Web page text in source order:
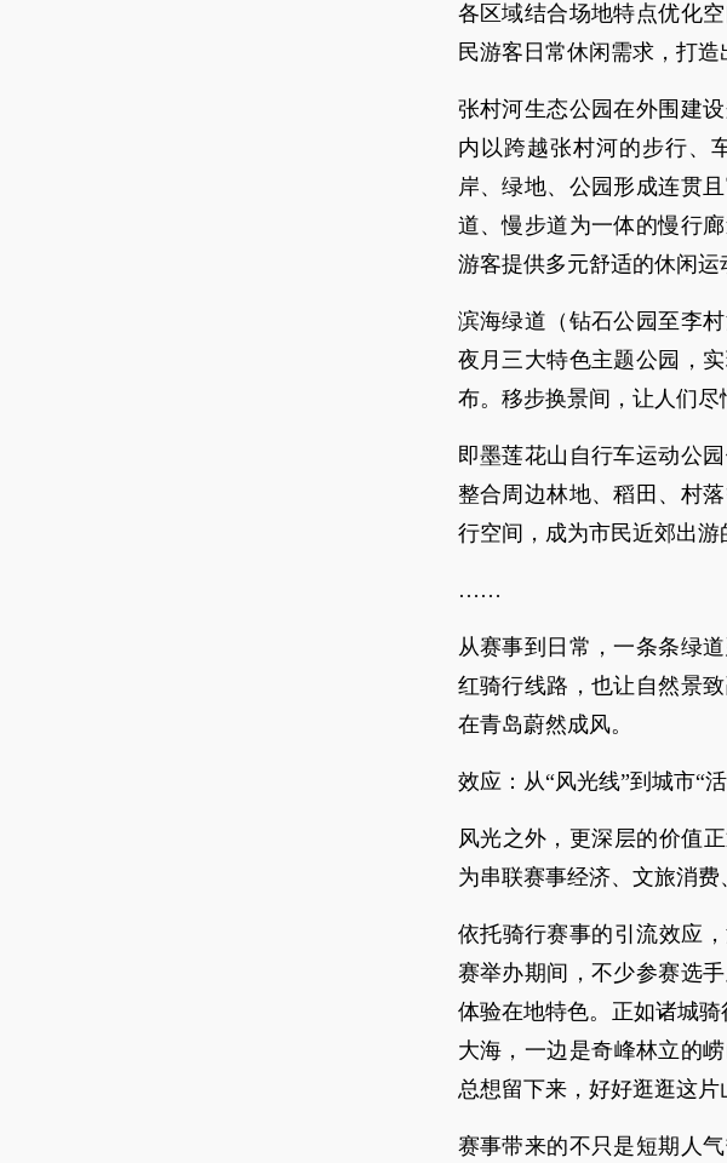
各区域结合场地特点优化
民游客日常休闲需求，打造
张村河生态公园在外围建
内以跨越张村河的步行、
岸、绿地、公园形成连贯
道、慢步道为一体的慢行
游客提供多元舒适的休闲运
滨海绿道（钻石公园至李
夜月三大特色主题公园，
布。移步换景间，让人们尽
即墨莲花山自行车运动公
整合周边林地、稻田、村
行空间，成为市民近郊出游
……
从赛事到日常，一条条绿
红骑行线路，也让自然景
在青岛蔚然成风。
效应：从“风光线”到城市“
风光之外，更深层的价值
为串联赛事经济、文旅消费
依托骑行赛事的引流效应
赛举办期间，不少参赛选
体验在地特色。正如诸城
大海，一边是奇峰林立的
总想留下来，好好逛逛这片
赛事带来的不只是短期人